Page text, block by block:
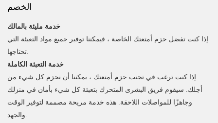
الخصم
خدمة مليئة بالمالك
إذا كنت تفضل حزم أمتعتك الخاصة ، فيمكننا توفير جميع مواد التعبئة التي
خدمة التعبئة الكاملة
إذا كنت ترغب في تجنب حزم أمتعتك ، يمكننا أن نحزم كل شيء من
أجلك. سيقوم فريق البشرى المتحرك بتعبئة كل شيء بأمان في منزلك
وجاهزًا للمواصلات اللاحقة. هذه خدمة مريحة مصممة لتوفير الوقت